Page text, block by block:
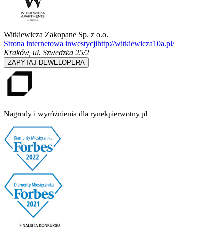
Witkiewicza Zakopane Sp. z o.o.
Strona internetowa inwestycjihttp://witkiewicza10a.pl/
Kraków, ul. Szwedzka 25/2
ZAPYTAJ DEWELOPERA
Nagrody i wyróżnienia dla rynekpierwotny.pl